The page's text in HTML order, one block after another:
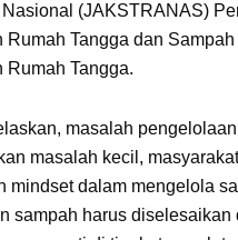
Nasional (JAKSTRANAS)
Rumah Tangga dan
Rumah Tangga.
masalah
masalah kecil,
mindset dalam mengelola
sampah harus diselesaikan